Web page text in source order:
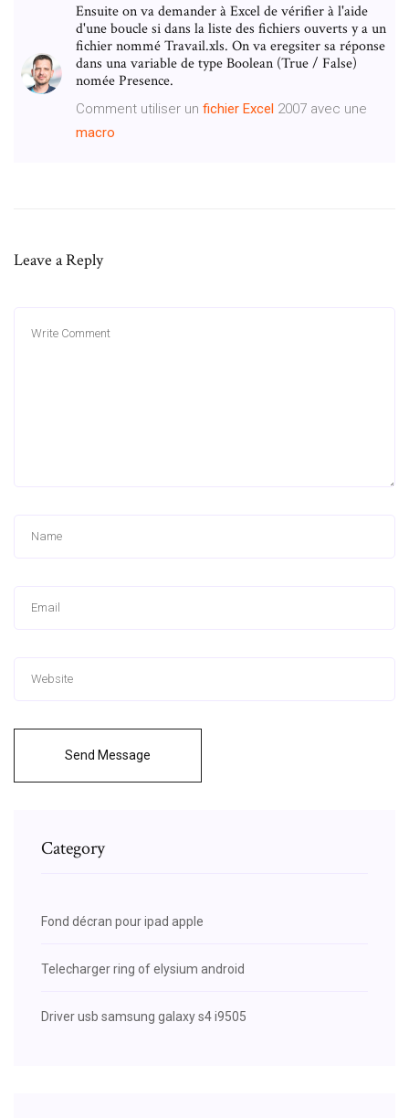
Ensuite on va demander à Excel de vérifier à l'aide
d'une boucle si dans la liste des fichiers ouverts y a un
fichier nommé Travail.xls. On va eregsiter sa réponse
dans una variable de type Boolean (True / False)
nomée Presence.
Comment utiliser un fichier Excel 2007 avec une
macro
Leave a Reply
Send Message
Category
Fond décran pour ipad apple
Telecharger ring of elysium android
Driver usb samsung galaxy s4 i9505